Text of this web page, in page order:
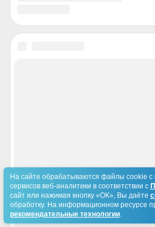
На сайте обрабатываются файлы cookie с
сервисов веб-аналитики в соответствии с
сайт или нажимая кнопку «ОК», Вы даёте
обработку. На информационном ресурсе
рекомендательные технологии.